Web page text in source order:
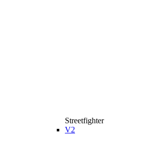
Streetfighter
V2